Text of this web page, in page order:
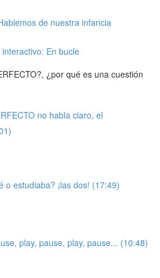
de nuestra infancia
En bucle
¿por qué es una cuestión
no habla claro, el
o estudiaba? ¡las dos! (17:49)
play, pause, play, pause... (10:48)